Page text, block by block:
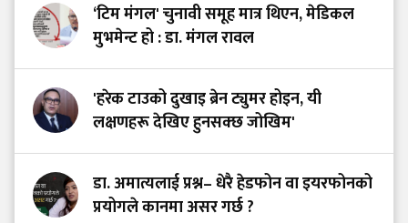
‘टिम मंगल' चुनावी समूह मात्र थिएन, मेडिकल
मुभमेन्ट हो : डा. मंगल रावल
'हरेक टाउको दुखाइ ब्रेन ट्युमर होइन, यी
लक्षणहरू देखिए हुनसक्छ जोखिम'
डा. अमात्यलाई प्रश्न– धेरै हेडफोन वा इयरफोनको
प्रयोगले कानमा असर गर्छ ?